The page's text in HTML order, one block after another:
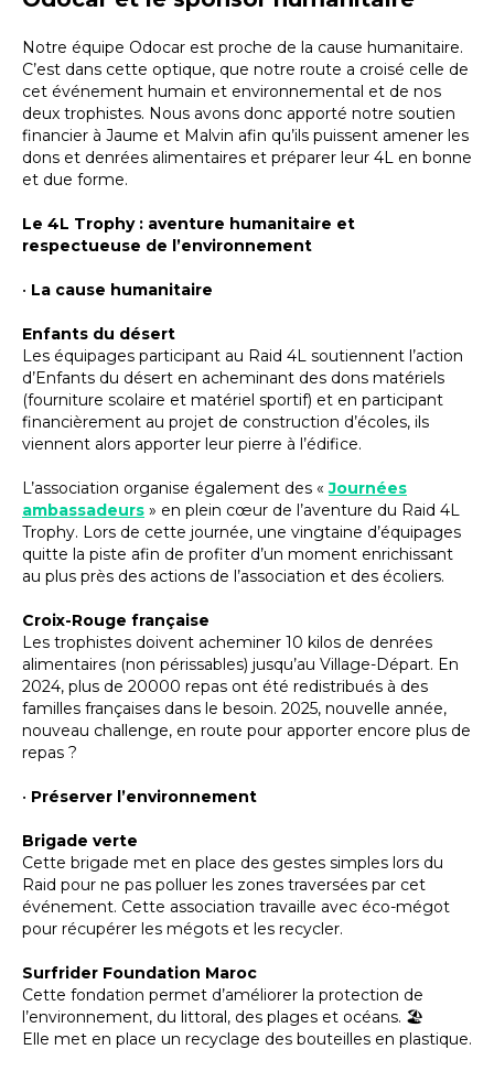
Notre équipe Odocar est proche de la cause humanitaire.
C’est dans cette optique, que notre route a croisé celle de
cet événement humain et environnemental et de nos
deux trophistes. Nous avons donc apporté notre soutien
financier à Jaume et Malvin afin qu’ils puissent amener les
dons et denrées alimentaires et préparer leur 4L en bonne
et due forme.
Le 4L Trophy : aventure humanitaire et
respectueuse de l’environnement
• La cause humanitaire
Enfants du désert
Les équipages participant au Raid 4L soutiennent l’action
d’Enfants du désert en acheminant des dons matériels
(fourniture scolaire et matériel sportif) et en participant
financièrement au projet de construction d’écoles, ils
viennent alors apporter leur pierre à l’édifice.
L’association organise également des «Journées
ambassadeurs » en plein cœur de l’aventure du Raid 4L
Trophy. Lors de cette journée, une vingtaine d’équipages
quitte la piste afin de profiter d’un moment enrichissant
au plus près des actions de l’association et des écoliers.
Croix-Rouge française
Les trophistes doivent acheminer 10 kilos de denrées
alimentaires (non périssables) jusqu’au Village-Départ. En
2024, plus de 20000 repas ont été redistribués à des
familles françaises dans le besoin. 2025, nouvelle année,
nouveau challenge, en route pour apporter encore plus de
repas ?
• Préserver l’environnement
Brigade verte
Cette brigade met en place des gestes simples lors du
Raid pour ne pas polluer les zones traversées par cet
événement. Cette association travaille avec éco-mégot
pour récupérer les mégots et les recycler.
Surfrider Foundation Maroc
Cette fondation permet d’améliorer la protection de
l’environnement, du littoral, des plages et océans. 🏖️
Elle met en place un recyclage des bouteilles en plastique.